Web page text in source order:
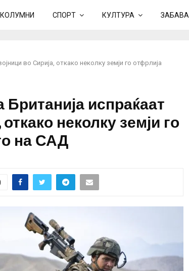
КОЛУМНИ СПОРТ КУЛТУРА ЗАБАВА
во Сирија, откако неколку земји го отфрлија
испраќаат
неколку земји го
на САД